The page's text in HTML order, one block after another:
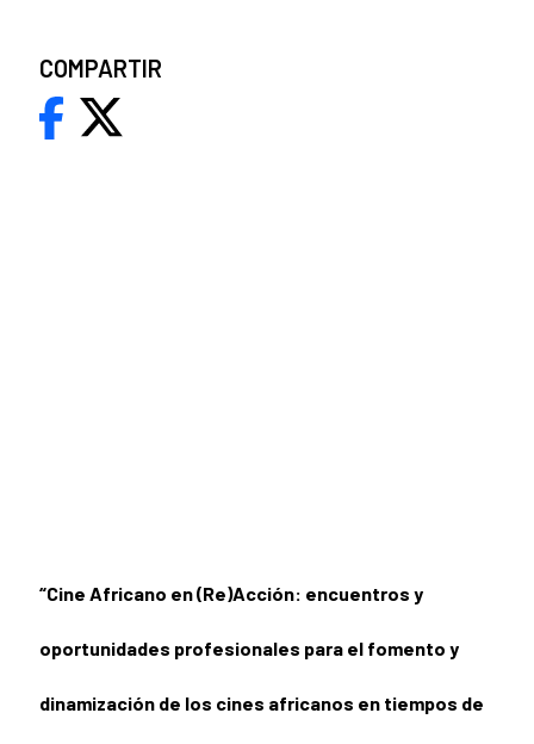
“Cine Africano en (Re)Acción: encuentros y
oportunidades profesionales para el fomento y
dinamización de los cines africanos en tiempos de
COMPARTIR